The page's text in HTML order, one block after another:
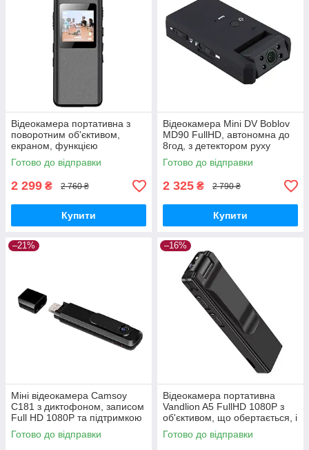
Відеокамера портативна з
поворотним об'єктивом,
екраном, функцією
диктофона Nectronix A22
GoodPlace -worry-free-
Готово до відправки
2 299 ₴ 2 760 ₴
Купити
Відеокамера Mini DV Boblov
MD90 FullHD, автономна до
8год, з детектором руху
GoodPlace -worry-free-
shopping-
Готово до відправки
2 325 ₴ 2 790 ₴
Купити
–21%
Міні відеокамера Camsoy
C181 з диктофоном, записом
Full HD 1080P та підтримкою
micro SD 64 Гб GoodPlace -
worry-free-shopping-
Готово до відправки
–16%
Відеокамера портативна
Vandlion A5 FullHD 1080P з
об'єктивом, що обертається, і
диктофоном GoodPlace -
worry-free-shopping-
Готово до відправки